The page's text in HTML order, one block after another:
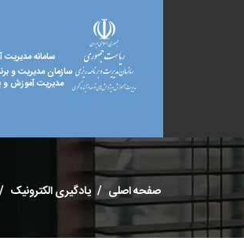
سامانه
سازمان مدیریت و
مدیریت آموزش
صفحه اصلی یادگیری الکترونیک